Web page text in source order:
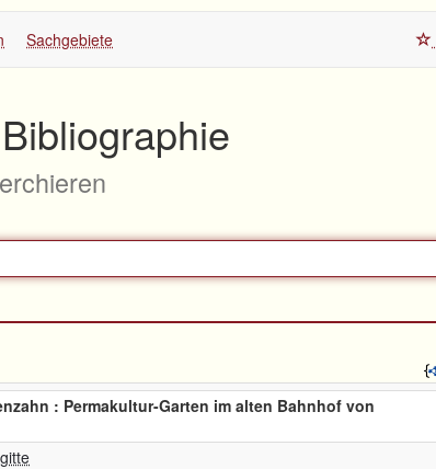
Sachgebiete
: Permakultur-Garten im alten Bahnhof von